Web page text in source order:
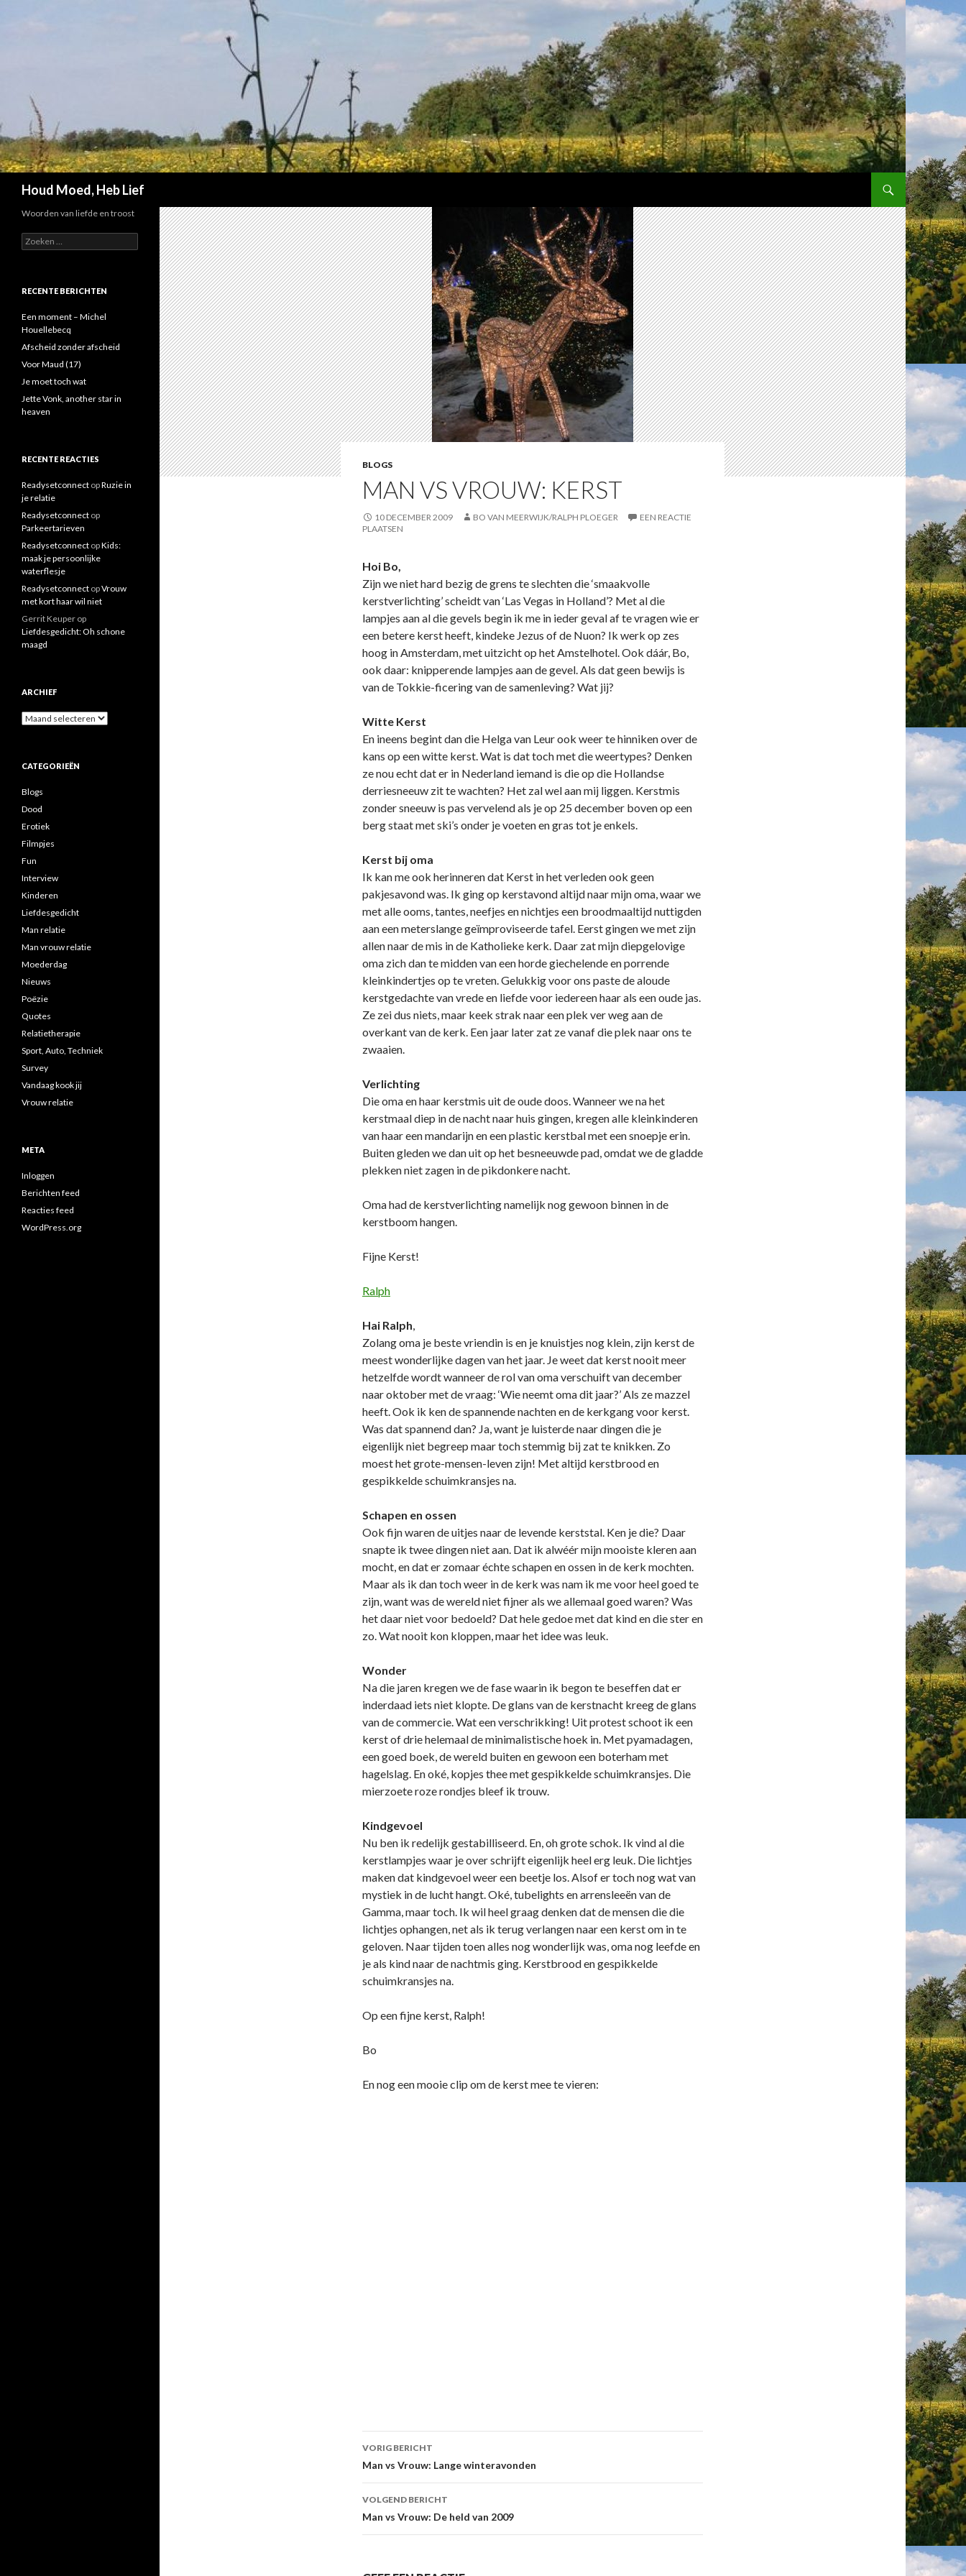
Houd Moed, Heb Lief
SPRING NAAR INHOUD
BLOGS
MAN VS VROUW: KERST
10 DECEMBER 2009 BO VAN MEERWIJK/RALPH PLOEGER
EEN REACTIE
PLAATSEN
Hoi Bo,
Zijn we niet hard bezig de grens te slechten die ‘smaakvolle
kerstverlichting’ scheidt van ‘Las Vegas in Holland’? Met al die
lampjes aan al die gevels begin ik me in ieder geval af te vragen wie er
een betere kerst heeft, kindeke Jezus of de Nuon? Ik werk op zes
hoog in Amsterdam, met uitzicht op het Amstelhotel. Ook dáár, Bo,
ook daar: knipperende lampjes aan de gevel. Als dat geen bewijs is
van de Tokkie-ficering van de samenleving? Wat jij?
Witte Kerst
En ineens begint dan die Helga van Leur ook weer te hinniken over de
kans op een witte kerst. Wat is dat toch met die weertypes? Denken
ze nou echt dat er in Nederland iemand is die op die Hollandse
derriesneeuw zit te wachten? Het zal wel aan mij liggen. Kerstmis
zonder sneeuw is pas vervelend als je op 25 december boven op een
berg staat met ski’s onder je voeten en gras tot je enkels.
Kerst bij oma
Ik kan me ook herinneren dat Kerst in het verleden ook geen
pakjesavond was. Ik ging op kerstavond altijd naar mijn oma, waar we
met alle ooms, tantes, neefjes en nichtjes een broodmaaltijd nuttigden
aan een meterslange geïmproviseerde tafel. Eerst gingen we met zijn
allen naar de mis in de Katholieke kerk. Daar zat mijn diepgelovige
oma zich dan te midden van een horde giechelende en porrende
kleinkindertjes op te vreten. Gelukkig voor ons paste de aloude
kerstgedachte van vrede en liefde voor iedereen haar als een oude jas.
Ze zei dus niets, maar keek strak naar een plek ver weg aan de
overkant van de kerk. Een jaar later zat ze vanaf die plek naar ons te
zwaaien.
Verlichting
Die oma en haar kerstmis uit de oude doos. Wanneer we na het
kerstmaal diep in de nacht naar huis gingen, kregen alle kleinkinderen
van haar een mandarijn en een plastic kerstbal met een snoepje erin.
Buiten gleden we dan uit op het besneeuwde pad, omdat we de gladde
plekken niet zagen in de pikdonkere nacht.
Oma had de kerstverlichting namelijk nog gewoon binnen in de
kerstboom hangen.
Fijne Kerst!
Ralph
Hai Ralph,
Zolang oma je beste vriendin is en je knuistjes nog klein, zijn kerst de
meest wonderlijke dagen van het jaar. Je weet dat kerst nooit meer
hetzelfde wordt wanneer de rol van oma verschuift van december
naar oktober met de vraag: ‘Wie neemt oma dit jaar?’ Als ze mazzel
heeft. Ook ik ken de spannende nachten en de kerkgang voor kerst.
Was dat spannend dan? Ja, want je luisterde naar dingen die je
eigenlijk niet begreep maar toch stemmig bij zat te knikken. Zo
moest het grote-mensen-leven zijn! Met altijd kerstbrood en
gespikkelde schuimkransjes na.
Schapen en ossen
Ook fijn waren de uitjes naar de levende kerststal. Ken je die? Daar
snapte ik twee dingen niet aan. Dat ik alwéér mijn mooiste kleren aan
mocht, en dat er zomaar échte schapen en ossen in de kerk mochten.
Maar als ik dan toch weer in de kerk was nam ik me voor heel goed te
zijn, want was de wereld niet fijner als we allemaal goed waren? Was
het daar niet voor bedoeld? Dat hele gedoe met dat kind en die ster en
zo. Wat nooit kon kloppen, maar het idee was leuk.
Wonder
Na die jaren kregen we de fase waarin ik begon te beseffen dat er
inderdaad iets niet klopte. De glans van de kerstnacht kreeg de glans
van de commercie. Wat een verschrikking! Uit protest schoot ik een
kerst of drie helemaal de minimalistische hoek in. Met pyamadagen,
een goed boek, de wereld buiten en gewoon een boterham met
hagelslag. En oké, kopjes thee met gespikkelde schuimkransjes. Die
mierzoete roze rondjes bleef ik trouw.
Kindgevoel
Nu ben ik redelijk gestabilliseerd. En, oh grote schok. Ik vind al die
kerstlampjes waar je over schrijft eigenlijk heel erg leuk. Die lichtjes
maken dat kindgevoel weer een beetje los. Alsof er toch nog wat van
mystiek in de lucht hangt. Oké, tubelights en arrensleeën van de
Gamma, maar toch. Ik wil heel graag denken dat de mensen die die
lichtjes ophangen, net als ik terug verlangen naar een kerst om in te
geloven. Naar tijden toen alles nog wonderlijk was, oma nog leefde en
je als kind naar de nachtmis ging. Kerstbrood en gespikkelde
schuimkransjes na.
Op een fijne kerst, Ralph!
Bo
En nog een mooie clip om de kerst mee te vieren:
Berichtnavigatie
VORIG BERICHT
Man vs Vrouw: Lange winteravonden
VOLGEND BERICHT
Man vs Vrouw: De held van 2009
Woorden van liefde en troost
Z
o
e
n
a
a
:
RECENTE BERICHTEN
Een moment – Michel
Houellebecq
Afscheid zonder afscheid
Voor Maud (17)
Je moet toch wat
Jette Vonk, another star in
heaven
RECENTE REACTIES
Readysetconnect opRuzie in
je relatie
Readysetconnect op
Parkeertarieven
Readysetconnect opKids:
maak je persoonlijke
waterflesje
Readysetconnect opVrouw
met kort haar wil niet
Gerrit Keuper op
Liefdesgedicht: Oh schone
maagd
ARCHIEF
A
i
f
CATEGORIEËN
Blogs
Dood
Erotiek
Filmpjes
Fun
Interview
Kinderen
Liefdesgedicht
Man relatie
Man vrouw relatie
Moederdag
Nieuws
Poëzie
Quotes
Relatietherapie
Sport, Auto, Techniek
Survey
Vandaag kook jij
Vrouw relatie
META
Inloggen
Berichten feed
Reacties feed
WordPress.org